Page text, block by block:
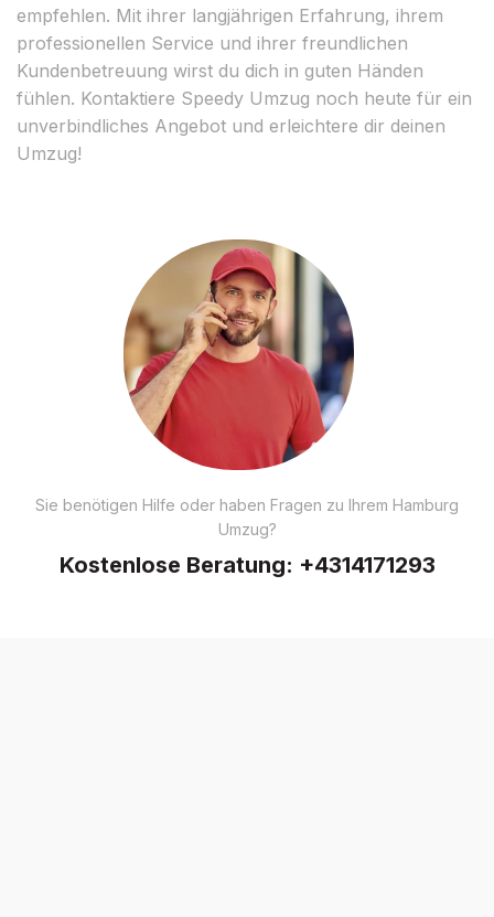
empfehlen. Mit ihrer langjährigen Erfahrung, ihrem
professionellen Service und ihrer freundlichen
Kundenbetreuung wirst du dich in guten Händen
fühlen. Kontaktiere Speedy Umzug noch heute für ein
unverbindliches Angebot und erleichtere dir deinen
Umzug!
Sie benötigen Hilfe oder haben Fragen zu Ihrem Hamburg
Umzug?
Kostenlose Beratung: +4314171293